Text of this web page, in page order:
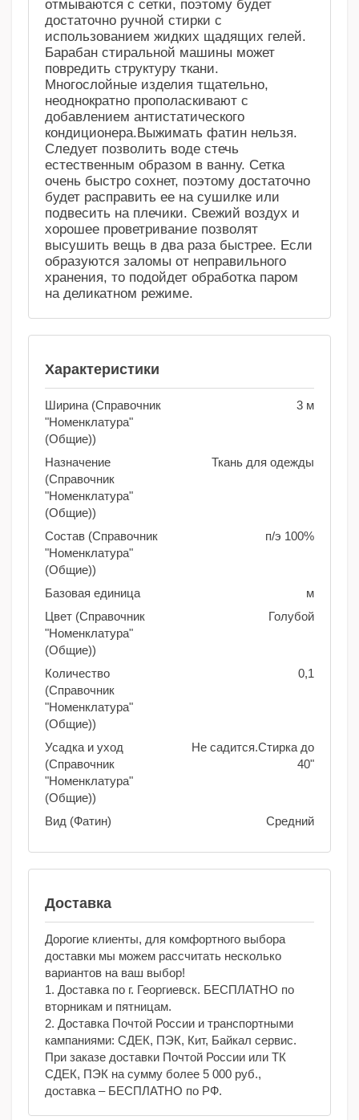
отмываются с сетки, поэтому будет
достаточно ручной стирки с
использованием жидких щадящих гелей.
Барабан стиральной машины может
повредить структуру ткани.
Многослойные изделия тщательно,
неоднократно прополаскивают с
добавлением антистатического
кондиционера.Выжимать фатин нельзя.
Следует позволить воде стечь
естественным образом в ванну. Сетка
очень быстро сохнет, поэтому достаточно
будет расправить ее на сушилке или
подвесить на плечики. Свежий воздух и
хорошее проветривание позволят
высушить вещь в два раза быстрее. Если
образуются заломы от неправильного
хранения, то подойдет обработка паром
на деликатном режиме.
Характеристики
Ширина (Справочник
"Номенклатура"
(Общие))
3 м
Назначение
(Справочник
"Номенклатура"
(Общие))
Ткань для одежды
Состав (Справочник
"Номенклатура"
(Общие))
п/э 100%
Базовая единица
м
Цвет (Справочник
"Номенклатура"
(Общие))
Голубой
Количество
(Справочник
"Номенклатура"
(Общие))
0,1
Усадка и уход
(Справочник
"Номенклатура"
(Общие))
Не садится.Стирка до
40"
Вид (Фатин) Средний
Доставка
Дорогие клиенты, для комфортного выбора
доставки мы можем рассчитать несколько
вариантов на ваш выбор!
1. Доставка по г. Георгиевск. БЕСПЛАТНО по
вторникам и пятницам.
2. Доставка Почтой России и транспортными
кампаниями: СДЕК, ПЭК, Кит, Байкал сервис.
При заказе доставки Почтой России или ТК
СДЕК, ПЭК на сумму более 5 000 руб.,
доставка – БЕСПЛАТНО по РФ.